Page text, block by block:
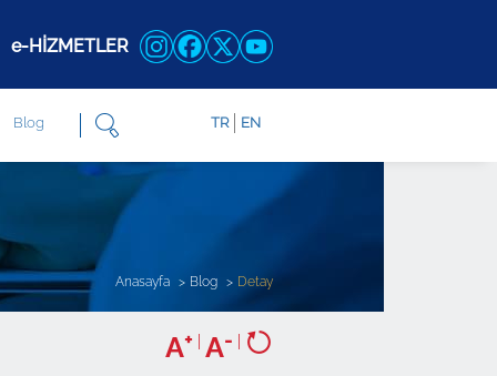
e-HİZMETLER
Blog TR EN
Anasayfa Blog Detay
A+ | A- |